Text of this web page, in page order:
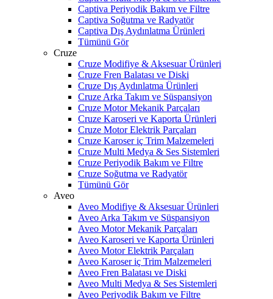
Captiva Periyodik Bakım ve Filtre
Captiva Soğutma ve Radyatör
Captiva Dış Aydınlatma Ürünleri
Tümünü Gör
Cruze
Cruze Modifiye & Aksesuar Ürünleri
Cruze Fren Balatası ve Diski
Cruze Dış Aydınlatma Ürünleri
Cruze Arka Takım ve Süspansiyon
Cruze Motor Mekanik Parçaları
Cruze Karoseri ve Kaporta Ürünleri
Cruze Motor Elektrik Parçaları
Cruze Karoser iç Trim Malzemeleri
Cruze Multi Medya & Ses Sistemleri
Cruze Periyodik Bakım ve Filtre
Cruze Soğutma ve Radyatör
Tümünü Gör
Aveo
Aveo Modifiye & Aksesuar Ürünleri
Aveo Arka Takım ve Süspansiyon
Aveo Motor Mekanik Parçaları
Aveo Karoseri ve Kaporta Ürünleri
Aveo Motor Elektrik Parçaları
Aveo Karoser iç Trim Malzemeleri
Aveo Fren Balatası ve Diski
Aveo Multi Medya & Ses Sistemleri
Aveo Periyodik Bakım ve Filtre